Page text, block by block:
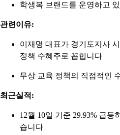
학생복 브랜드를 운영하고
관련이유:
이재명 대표가 경기도지사
정책 수혜주로 꼽힙니다
무상 교육 정책의 직접적인
최근실적:
12월 10일 기준 29.93% 급
습니다